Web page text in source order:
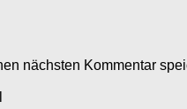
nächsten Kommentar